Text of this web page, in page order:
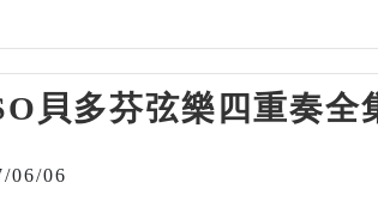
貝多芬弦樂四重奏全
06/06